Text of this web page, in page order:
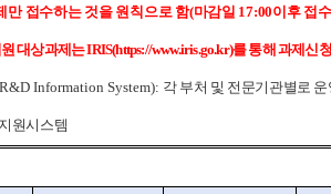
만 접수하는 것을 원칙으로 함(마감일 17:00이후 접
대상과제는IRIS(https://www.iris.go.kr)를 통해 과제신청
Information System): 각 부처 및 전문기관별로
원시스템